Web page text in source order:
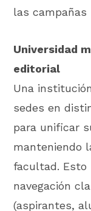
las campañas
Universidad
editorial
Una
sedes en
para unificar
manteniendo
facultad.
navegación
(aspirantes,